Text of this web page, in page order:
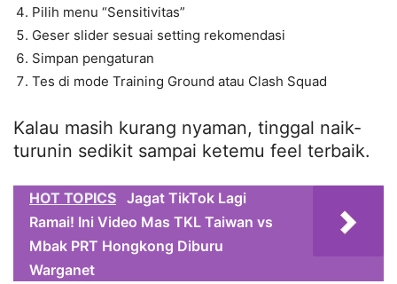
Pilih menu “Sensitivitas”
Geser slider sesuai setting rekomendasi
Simpan pengaturan
Tes di mode Training Ground atau Clash Squad
Kalau masih kurang nyaman, tinggal naik-
turunin sedikit sampai ketemu feel terbaik.
HOT TOPICS Jagat TikTok Lagi
Ramai! Ini Video Mas TKL Taiwan vs
Mbak PRT Hongkong Diburu
Warganet